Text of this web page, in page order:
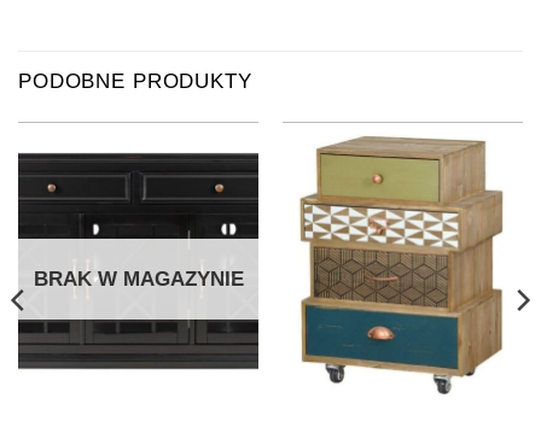
PODOBNE PRODUKTY
BRAK W MAGAZYNIE